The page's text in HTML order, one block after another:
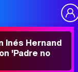
Inés Hernand
'Padre no